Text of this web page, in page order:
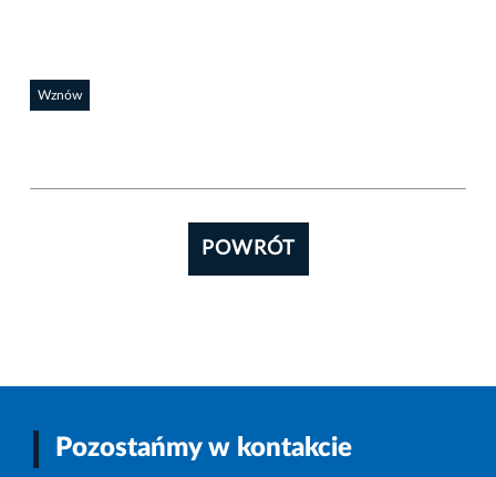
Wznów
POWRÓT
Pozostańmy w kontakcie